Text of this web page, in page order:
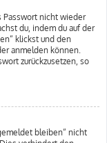
Passwort nicht wieder
du, indem du auf der
klickst und den
anmelden können.
zurückzusetzen, so
bleiben“ nicht